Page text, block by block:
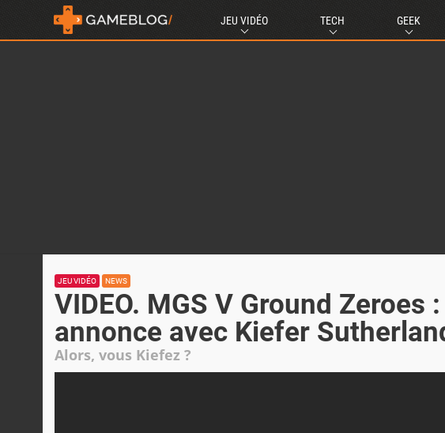
JEU VIDÉO TECH GEEK
JEU VIDÉO NEWS
VIDEO. MGS V Ground Zeroes
annonce avec Kiefer
Alors, vous Kiefez ?